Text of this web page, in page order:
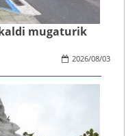
mugaturik
2026/08/03